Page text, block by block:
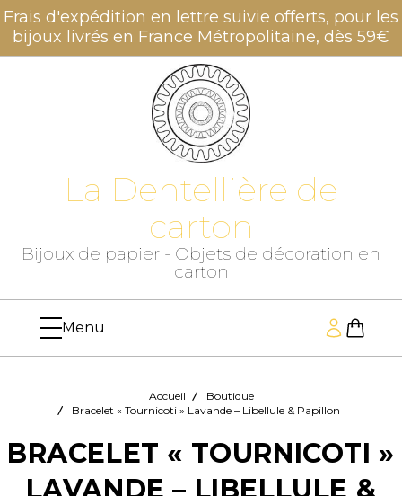
Frais d'expédition en lettre suivie offerts, pour les
bijoux livrés en France Métropolitaine, dès 59€
La Dentellière de
carton
Bijoux de papier - Objets de décoration en
carton
Accueil
Boutique
Bracelet « Tournicoti » Lavande – Libellule & Papillon
BRACELET « TOURNICOTI »
LAVANDE – LIBELLULE &